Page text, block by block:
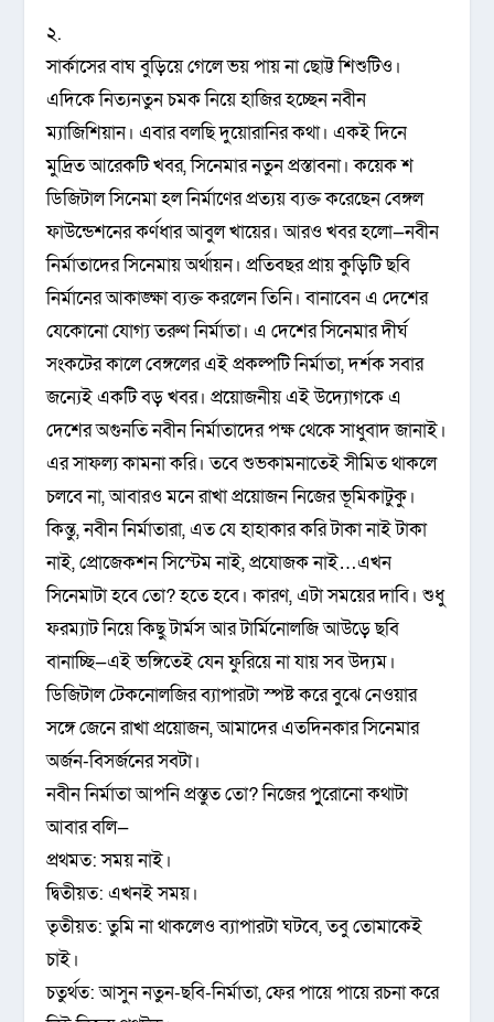
২.
সার্কাসের বাঘ বুড়িয়ে গেলে ভয় পায় না ছোট্ট শিশুটিও।
এদিকে নিত্যনতুন চমক নিয়ে হাজির হচ্ছেন নবীন
ম্যাজিশিয়ান। এবার বলছি দুয়োরানির কথা। একই দিনে
মুদ্রিত আরেকটি খবর, সিনেমার নতুন প্রস্তাবনা। কয়েক শ
ডিজিটাল সিনেমা হল নির্মাণের প্রত্যয় ব্যক্ত করেছেন বেঙ্গল
ফাউন্ডেশনের কর্ণধার আবুল খায়ের। আরও খবর হলো—নবীন
নির্মাতাদের সিনেমায় অর্থায়ন। প্রতিবছর প্রায় কুড়িটি ছবি
নির্মানের আকাঙ্ক্ষা ব্যক্ত করলেন তিনি। বানাবেন এ দেশের
যেকোনো যোগ্য তরুণ নির্মাতা। এ দেশের সিনেমার দীর্ঘ
সংকটের কালে বেঙ্গলের এই প্রকল্পটি নির্মাতা, দর্শক সবার
জন্যেই একটি বড় খবর। প্রয়োজনীয় এই উদ্যোগকে এ
দেশের অগুনতি নবীন নির্মাতাদের পক্ষ থেকে সাধুবাদ জানাই।
এর সাফল্য কামনা করি। তবে শুভকামনাতেই সীমিত থাকলে
চলবে না, আবারও মনে রাখা প্রয়োজন নিজের ভূমিকাটুকু।
কিন্তু, নবীন নির্মাতারা, এত যে হাহাকার করি টাকা নাই টাকা
নাই, প্রোজেকশন সিস্টেম নাই, প্রযোজক নাই…এখন
সিনেমাটা হবে তো? হতে হবে। কারণ, এটা সময়ের দাবি। শুধু
ফরম্যাট নিয়ে কিছু টার্মস আর টার্মিনোলজি আউড়ে ছবি
বানাচ্ছি—এই ভঙ্গিতেই যেন ফুরিয়ে না যায় সব উদ্যম।
ডিজিটাল টেকনোলজির ব্যাপারটা স্পষ্ট করে বুঝে নেওয়ার
সঙ্গে জেনে রাখা প্রয়োজন, আমাদের এতদিনকার সিনেমার
অর্জন-বিসর্জনের সবটা।
নবীন নির্মাতা আপনি প্রস্তুত তো? নিজের পুুরোনো কথাটা
আবার বলি—
প্রথমত: সময় নাই।
দ্বিতীয়ত: এখনই সময়।
তৃতীয়ত: তুমি না থাকলেও ব্যাপারটা ঘটবে, তবু তোমাকেই
চাই।
চতুর্থত: আসুন নতুন-ছবি-নির্মাতা, ফের পায়ে পায়ে রচনা করে